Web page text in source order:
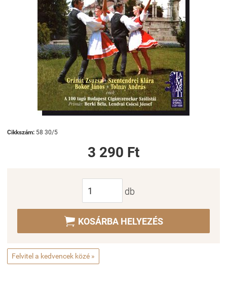
Cikkszám: 58 30/5
3 290 Ft
db
 KOSÁRBA HELYEZÉS
Felvitel a kedvencek közé »